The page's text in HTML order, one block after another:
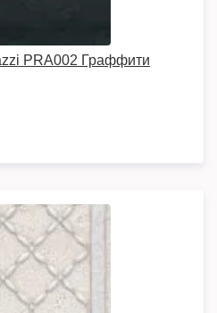
PRA002 Граффити